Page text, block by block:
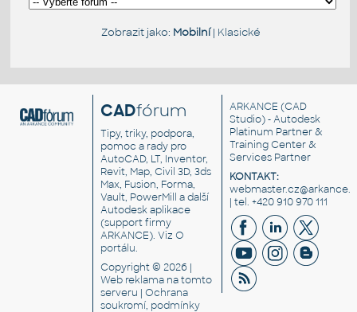
Zobrazit jako: Mobilní| Klasické
CADfórum
Tipy, triky, podpora,
pomoc a rady pro
AutoCAD, LT, Inventor,
Revit, Map, Civil 3D, 3ds
Max, Fusion, Forma,
Vault, PowerMill a další
Autodesk aplikace
(support firmy
ARKANCE). VizO
portálu.
Copyright © 2026 |
Web reklama na tomto
serveru |Ochrana
soukromí, podmínky
ARKANCE (CAD
Studio) - Autodesk
Platinum Partner &
Training Center &
Services Partner
KONTAKT:
| tel. +420 910 970 111